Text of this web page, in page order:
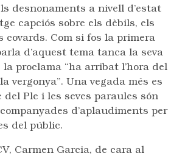
desnonaments a nivell d’estat
capciós sobre els dèbils, els
covards. Com si fos la primera
d’aquest tema tanca la seva
proclama “ha arribat l’hora del
vergonya”. Una vegada més es
Ple i les seves paraules són
d’aplaudiments per
del públic.
Carmen Garcia, de cara al